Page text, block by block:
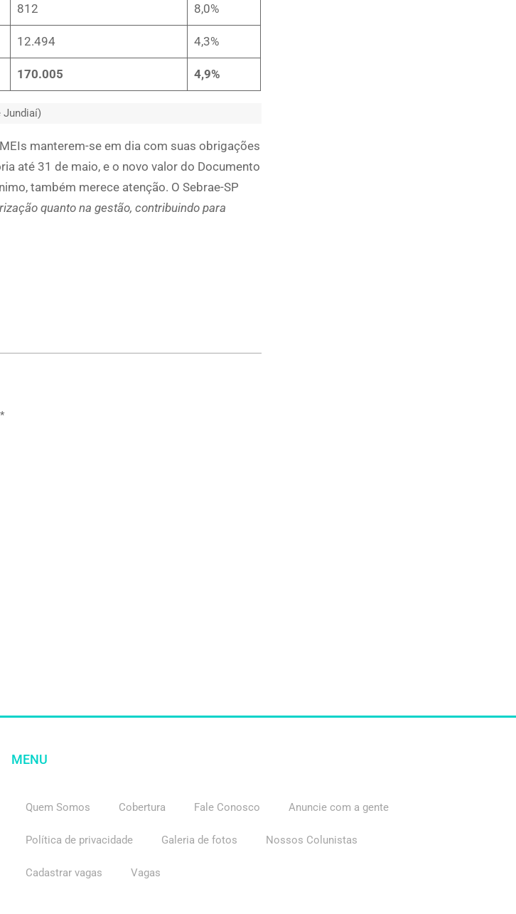
812 8,0%
12.494 4,3%
170.005 4,9%
Jundiaí)
manterem-se em dia com suas obrigações
até 31 de maio, e o novo valor do Documento
também merece atenção. O Sebrae-SP
quanto na gestão, contribuindo para
*
MENU
Quem Somos Cobertura Fale Conosco Anuncie com a gente
Política de privacidade Galeria de fotos Nossos Colunistas
Cadastrar vagas Vagas